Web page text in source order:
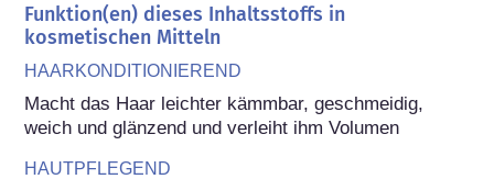
Funktion(en) dieses Inhaltsstoffs in
kosmetischen Mitteln
HAARKONDITIONIEREND
Macht das Haar leichter kämmbar, geschmeidig,
weich und glänzend und verleiht ihm Volumen
HAUTPFLEGEND